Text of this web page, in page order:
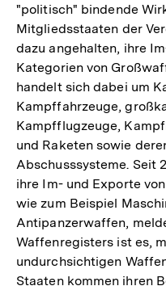
"politisch" bindende
Mitgliedsstaaten der
dazu angehalten, ihre
Kategorien von
handelt sich dabei um
Kampffahrzeuge,
Kampfflugzeuge,
und Raketen sowie
Abschusssysteme. Seit
ihre Im- und Exporte
wie zum Beispiel
Antipanzerwaffen,
Waffenregisters ist es,
undurchsichtigen
Staaten kommen ihren